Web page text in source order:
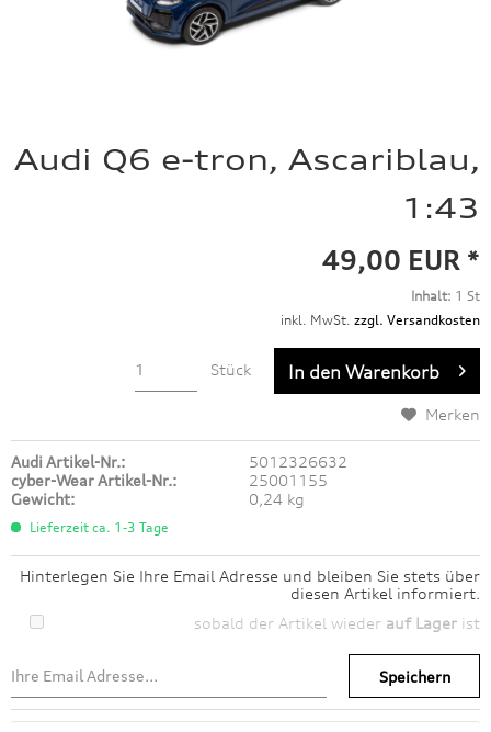
Audi Q6 e-tron, Ascariblau,
1:43
49,00 EUR *
Inhalt: 1 St
inkl. MwSt. zzgl. Versandkosten
Stück In den Warenkorb
Merken
Audi Artikel-Nr.:
5012326632
cyber-Wear Artikel-Nr.:
25001155
Gewicht:
0,24 kg
Lieferzeit ca. 1-3 Tage
Hinterlegen Sie Ihre Email Adresse und bleiben Sie stets über
diesen Artikel informiert.
sobald der Artikel wieder auf Lager ist
Speichern